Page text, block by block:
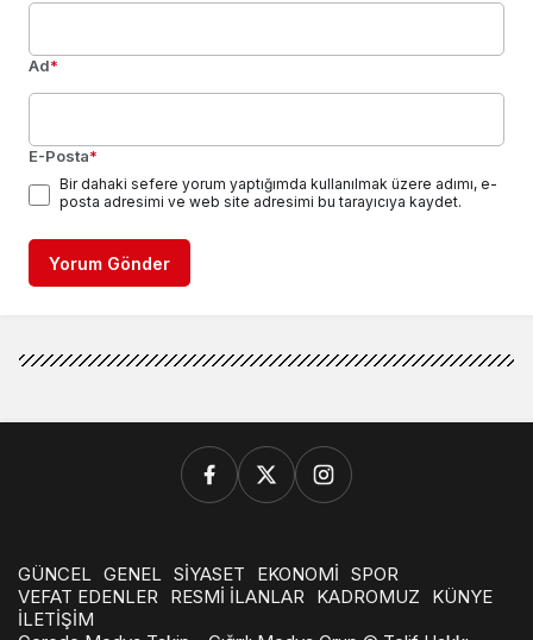
Ad*
E-Posta*
Bir dahaki sefere yorum yaptığımda kullanılmak üzere adımı, e-
posta adresimi ve web site adresimi bu tarayıcıya kaydet.
Yorum Gönder
GÜNCEL GENEL SİYASET EKONOMİ SPOR
VEFAT EDENLER RESMİ İLANLAR KADROMUZ
KÜNYE
İLETİŞİM